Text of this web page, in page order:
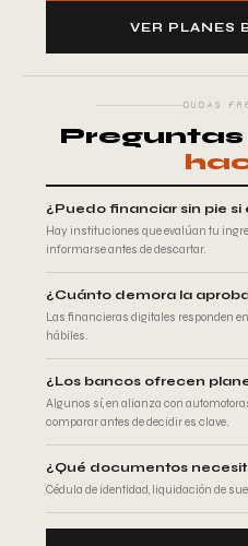
VER PLANES
DUDAS
Preguntas
¿Puedo financiar sin pie si
Hay instituciones que evalúan tu
informarse antes de descartar.
¿Cuánto demora la
Las financieras digitales responden
hábiles.
¿Los bancos ofrecen
Algunos sí, en alianza con
comparar antes de decidir es clave.
¿Qué documentos
Cédula de identidad, liquidación de